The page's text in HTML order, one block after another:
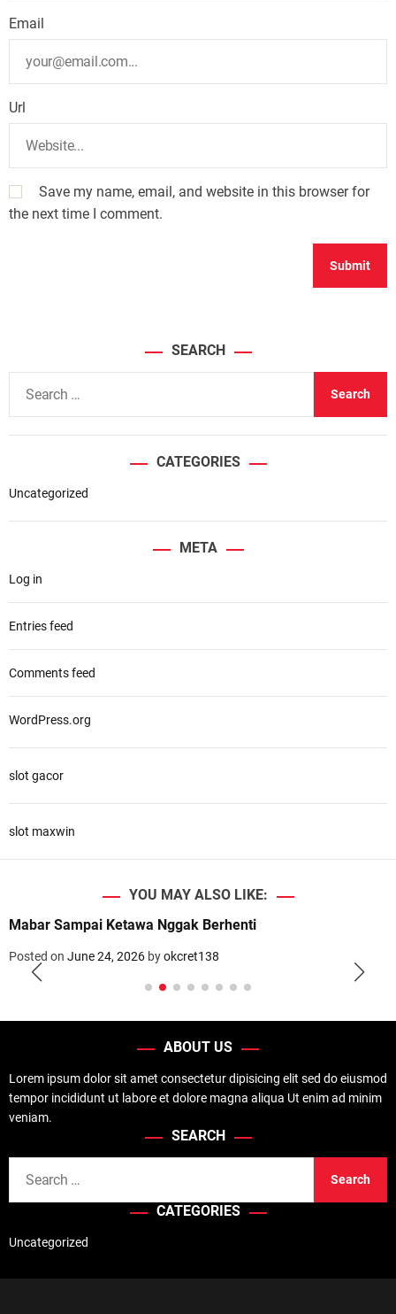
Email
Url
Save my name, email, and website in this browser for
the next time I comment.
SEARCH
h
:
CATEGORIES
Uncategorized
META
Log in
Entries feed
Comments feed
WordPress.org
slot gacor
slot maxwin
YOU MAY ALSO LIKE:
Mabar Sampai Ketawa Nggak Berhenti
Posted on June 24, 2026 byokcret138
ABOUT US
Lorem ipsum dolor sit amet consectetur dipisicing elit sed do eiusmod
tempor incididunt ut labore et dolore magna aliqua Ut enim ad minim
veniam.
SEARCH
r
h
CATEGORIES
Uncategorized